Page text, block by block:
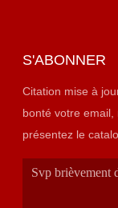
S'ABONNER
Citation mise à
bonté votre
présentez le